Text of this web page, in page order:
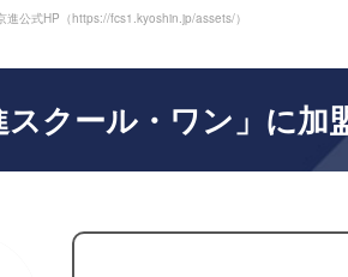
進公式HP（https://fcs1.kyoshin.jp/assets/）
スクール・ワン」に